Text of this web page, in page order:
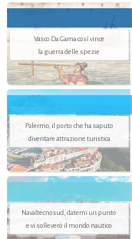
Vasco Da Gama così vince
la guerra delle spezie
Palermo, il porto che ha saputo
diventare attrazione turistica
Navaltecnosud, datemi un punto
e vi solleverò il mondo nautico